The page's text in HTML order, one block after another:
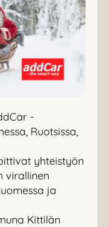
-
Ruotsissa,
yhteistyön
virallinen
ja
Kittilän